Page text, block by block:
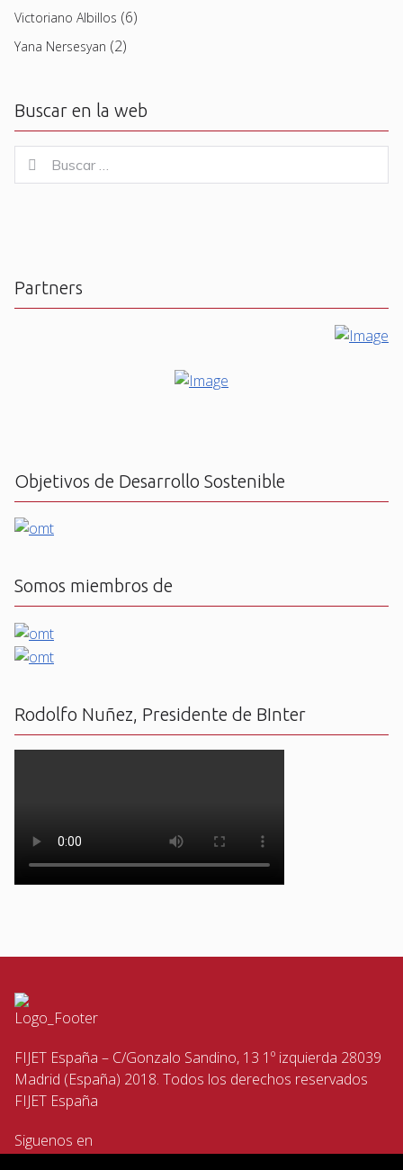
Victoriano Albillos (6)
Yana Nersesyan (2)
Buscar en la web
for:
Buscar
Partners
Objetivos de Desarrollo Sostenible
Somos miembros de
Rodolfo Nuñez, Presidente de BInter
FIJET España – C/Gonzalo Sandino, 13 1º izquierda 28039
Madrid (España) 2018. Todos los derechos reservados
FIJET España
Siguenos en